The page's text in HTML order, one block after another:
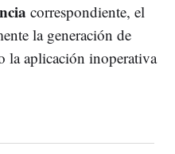
correspondiente, el
la generación de
la aplicación inoperativa